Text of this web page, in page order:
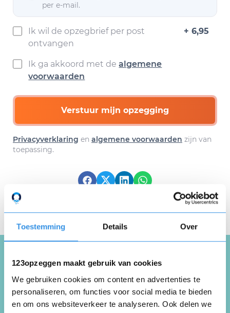
Toestemming Details Over
123opzeggen maakt gebruik van cookies
We gebruiken cookies om content en advertenties te
personaliseren, om functies voor social media te bieden
en om ons websiteverkeer te analyseren. Ook delen we
per e-mail.
Ik wil de opzegbrief per post
ontvangen
+ 6,95
Ik ga akkoord met dealgemene
voorwaarden
Verstuur mijn opzegging
Privacyverklaring en algemene voorwaarden zijn van
toepassing.
Schrijf een review over
Chikara Sport en Fitness